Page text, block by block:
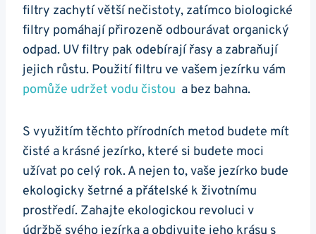
filtry zachytí větší nečistoty,​ zatímco biologické⁢
filtry pomáhají přirozeně odbourávat organický
odpad. UV filtry​ pak odebírají řasy a zabraňují
jejich růstu. Použití filtru ve vašem ‌jezírku vám⁢
pomůže ‌udržet vodu čistou ⁤ a​ bez bahna.
S ‌využitím těchto přírodních metod ‍budete mít
čisté ⁢a‍ krásné ‌jezírko, které ⁣si ⁣budete moci
užívat‌ po celý rok. A nejen to, vaše jezírko bude
ekologicky šetrné a přátelské k ⁢životnímu
prostředí. Zahajte ​ekologickou revoluci v